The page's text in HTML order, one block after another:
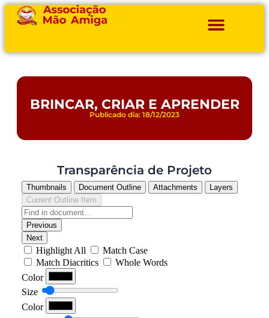
BRINCAR, CRIAR E APRENDER
Publicado dia: 18/12/2023
Transparência de Projeto